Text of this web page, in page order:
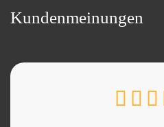
Kundenmeinungen